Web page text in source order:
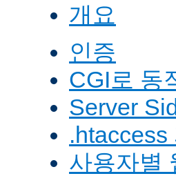
개요
인증
CGI로 동
Server
.htaccess
사용자별